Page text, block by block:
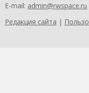
E-mail: admin@rwspace.ru
Редакция сайта |